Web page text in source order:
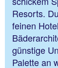
Resorts.
feinen
günstige
Palette an